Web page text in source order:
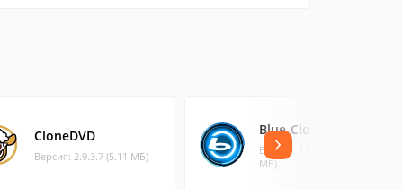
CloneDVD
Версия: 2.9.3.7 (5.11 МБ)
Blue-Cloner
Версия: 12.0.853 (49.77
МБ)